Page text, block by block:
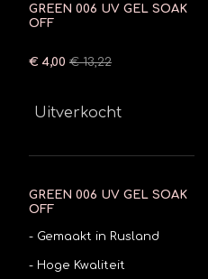
GREEN 006 UV GEL SOAK
OFF
€ 4,00 € 13,22
Uitverkocht
GREEN 006 UV GEL SOAK
OFF
- Gemaakt in Rusland
- Hoge Kwaliteit